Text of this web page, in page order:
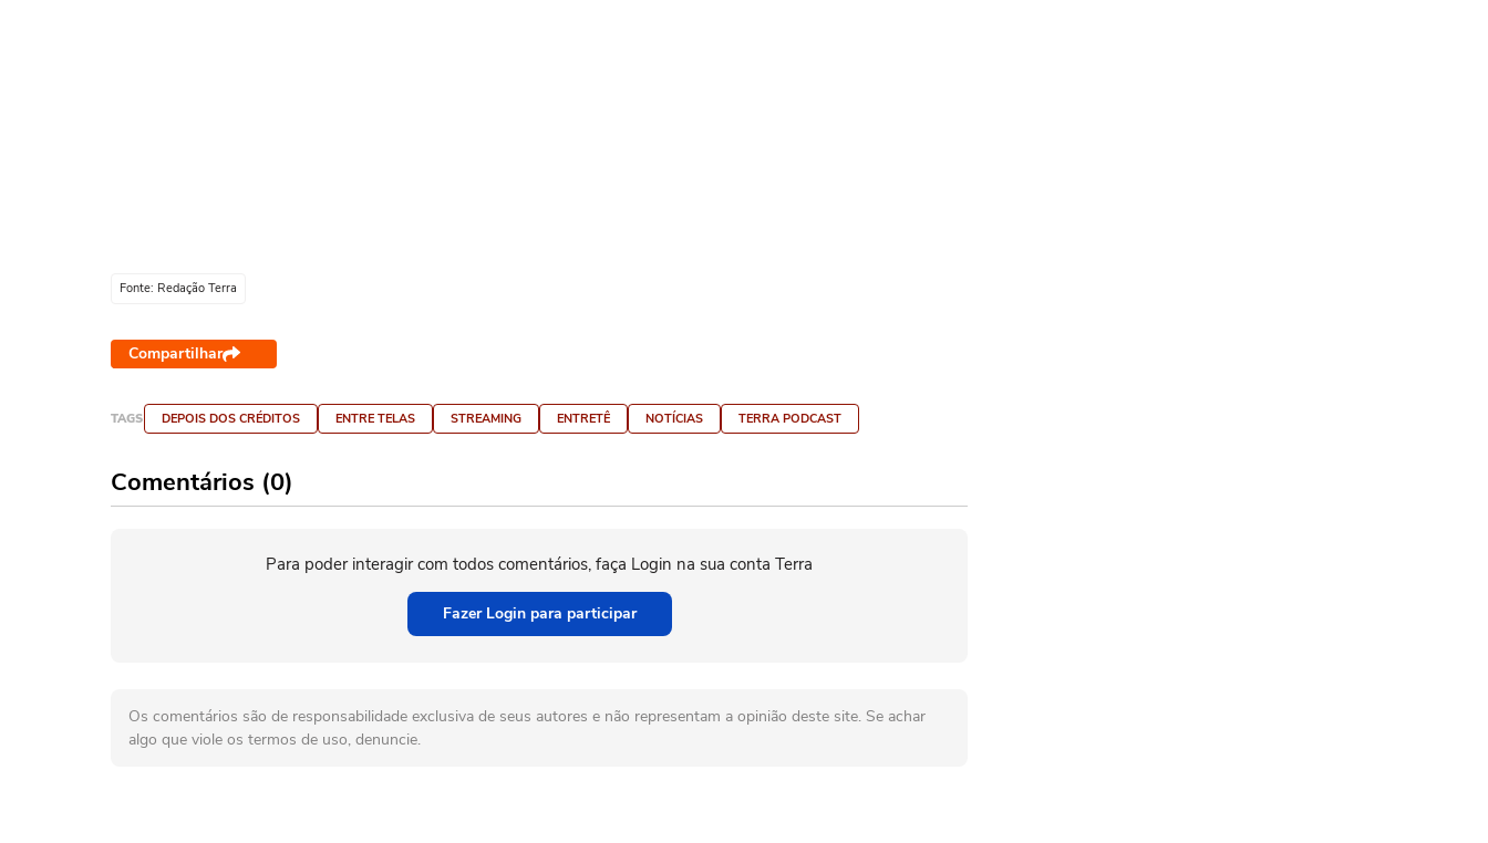
Fonte: Redação Terra
Compartilhar
TAGS DEPOIS DOS CRÉDITOS ENTRE TELAS STREAMING ENTRETÊ NOTÍCIAS TERRA PODCAST
Comentários (0)
Para poder interagir com todos comentários, faça Login na sua conta Terra
Fazer Login para participar
Os comentários são de responsabilidade exclusiva de seus autores e não representam a opinião deste site. Se achar
algo que viole os termos de uso, denuncie.